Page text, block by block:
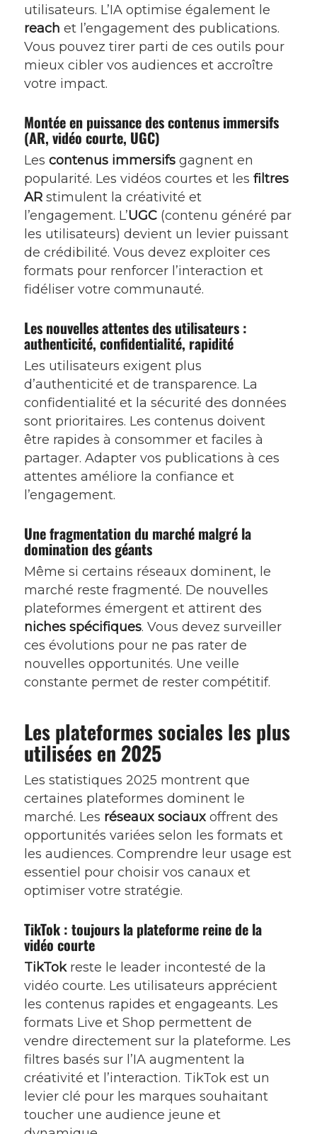
utilisateurs. L’IA optimise également le
reach et l’engagement des publications.
Vous pouvez tirer parti de ces outils pour
mieux cibler vos audiences et accroître
votre impact.
Montée en puissance des contenus immersifs
(AR, vidéo courte, UGC)
Les contenus immersifsgagnent en
popularité. Les vidéos courtes et les filtres
ARstimulent la créativité et
l’engagement. L’UGC(contenu généré par
les utilisateurs) devient un levier puissant
de crédibilité. Vous devez exploiter ces
formats pour renforcer l’interaction et
fidéliser votre communauté.
Les nouvelles attentes des utilisateurs :
authenticité, confidentialité, rapidité
Les utilisateurs exigent plus
d’authenticité et de transparence. La
confidentialité et la sécurité des données
sont prioritaires. Les contenus doivent
être rapides à consommer et faciles à
partager. Adapter vos publications à ces
attentes améliore la confiance et
l’engagement.
Une fragmentation du marché malgré la
domination des géants
Même si certains réseaux dominent, le
marché reste fragmenté. De nouvelles
plateformes émergent et attirent des
niches spécifiques. Vous devez surveiller
ces évolutions pour ne pas rater de
nouvelles opportunités. Une veille
constante permet de rester compétitif.
Les plateformes sociales les plus
utilisées en 2025
Les statistiques 2025 montrent que
certaines plateformes dominent le
marché. Les réseaux sociaux offrent des
opportunités variées selon les formats et
les audiences. Comprendre leur usage est
essentiel pour choisir vos canaux et
optimiser votre stratégie.
TikTok : toujours la plateforme reine de la
vidéo courte
TikTok reste le leader incontesté de la
vidéo courte. Les utilisateurs apprécient
les contenus rapides et engageants. Les
formats Live et Shop permettent de
vendre directement sur la plateforme. Les
filtres basés sur l’IA augmentent la
créativité et l’interaction. TikTok est un
levier clé pour les marques souhaitant
toucher une audience jeune et